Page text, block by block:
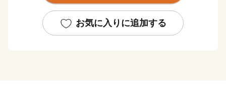
お気に入りに追加する